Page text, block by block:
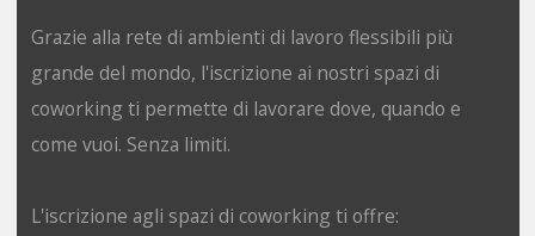
Grazie alla rete di ambienti di lavoro flessibili più
grande del mondo, l'iscrizione ai nostri spazi di
coworking ti permette di lavorare dove, quando e
come vuoi. Senza limiti.
L'iscrizione agli spazi di coworking ti offre: